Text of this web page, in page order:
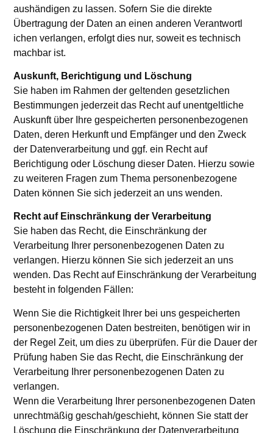
aushändigen zu lassen. Sofern Sie die direkte
Übertragung der Daten an einen anderen Verantwortl
ichen verlangen, erfolgt dies nur, soweit es technisch
machbar ist.
Auskunft, Berichtigung und Löschung
Sie haben im Rahmen der geltenden gesetzlichen
Bestimmungen jederzeit das Recht auf unentgeltliche
Auskunft über Ihre gespeicherten personenbezogenen
Daten, deren Herkunft und Empfänger und den Zweck
der Datenverarbeitung und ggf. ein Recht auf
Berichtigung oder Löschung dieser Daten. Hierzu sowie
zu weiteren Fragen zum Thema personenbezogene
Daten können Sie sich jederzeit an uns wenden.
Recht auf Einschränkung der Verarbeitung
Sie haben das Recht, die Einschränkung der
Verarbeitung Ihrer personenbezogenen Daten zu
verlangen. Hierzu können Sie sich jederzeit an uns
wenden. Das Recht auf Einschränkung der Verarbeitung
besteht in folgenden Fällen:
Wenn Sie die Richtigkeit Ihrer bei uns gespeicherten
personenbezogenen Daten bestreiten, benötigen wir in
der Regel Zeit, um dies zu überprüfen. Für die Dauer der
Prüfung haben Sie das Recht, die Einschränkung der
Verarbeitung Ihrer personenbezogenen Daten zu
verlangen.
Wenn die Verarbeitung Ihrer personenbezogenen Daten
unrechtmäßig geschah/geschieht, können Sie statt der
Löschung die Einschränkung der Datenverarbeitung